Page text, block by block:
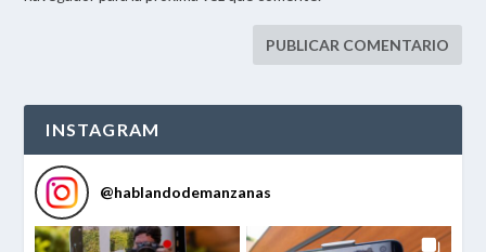
INSTAGRAM
@hablandodemanzanas